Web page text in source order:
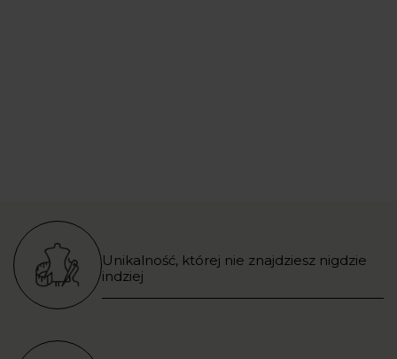
Unikalność, której nie znajdziesz nigdzie
indziej